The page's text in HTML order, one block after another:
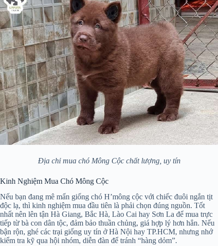
Địa chỉ mua chó Mông Cộc chất lượng, uy tín
Kinh Nghiệm Mua Chó Mông Cộc
Nếu bạn đang mê mẩn giống chó H’mông cộc với chiếc đuôi ngắn tịt
độc lạ, thì kinh nghiệm mua đầu tiên là phải chọn đúng nguồn. Tốt
nhất nên lên tận Hà Giang, Bắc Hà, Lào Cai hay Sơn La để mua trực
tiếp từ bà con dân tộc, đảm bảo thuần chủng, giá hợp lý hơn hẳn. Nếu
bận rộn, ghé các trại giống uy tín ở Hà Nội hay TP.HCM, nhưng nhớ
kiểm tra kỹ qua hội nhóm, diễn đàn để tránh “hàng dỏm”.